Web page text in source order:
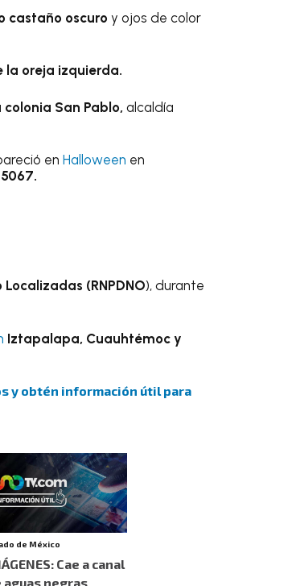
castaño oscuro y ojos de color
la oreja izquierda.
colonia San Pablo, alcaldía
en Halloween en
(RNPDNO), durante
Iztapalapa, Cuauhtémoc y
y obtén información útil para
de México
Cae a canal
aguas negras